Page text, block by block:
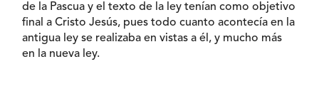
de la Pascua y el texto de la ley tenían como objetivo
final a Cristo Jesús, pues todo cuanto acontecía en la
antigua ley se realizaba en vistas a él, y mucho más
en la nueva ley.